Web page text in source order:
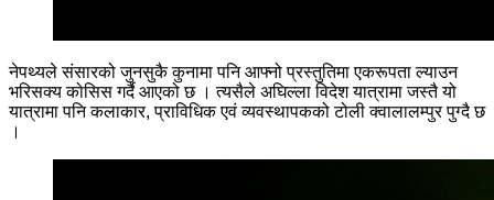
नेपथ्यले संसारको जुनसुकै कुनामा पनि आफ्नो प्रस्तुतिमा एकरूपता ल्याउन
भरिसक्य कोसिस गर्दै आएको छ । त्यसैले अघिल्ला विदेश यात्रामा जस्तै यो
यात्रामा पनि कलाकार, प्राविधिक एवं व्यवस्थापकको टोली क्वालालम्पुर पुग्दै छ
।